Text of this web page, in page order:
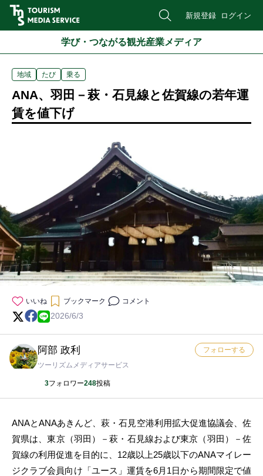
新規登録 ログイン
学び・つながる観光産業メディア
地域 たび 乗る
ANA、羽田－萩・石見線と佐賀線の若年運
賃を値下げ
いいね ブックマーク コメント
2026/6/3
阿部 政利
ツーリズムメディアサービス
3フォロワー248投稿
フォローする
ANAとANAあきんど、萩・石見空港利用拡大促進協議会、佐
賀県は、東京（羽田）－萩・石見線および東京（羽田）－佐
賀線の利用促進を目的に、12歳以上25歳以下のANAマイレー
ジクラブ会員向け「ユース」運賃を6月1日から期間限定で値